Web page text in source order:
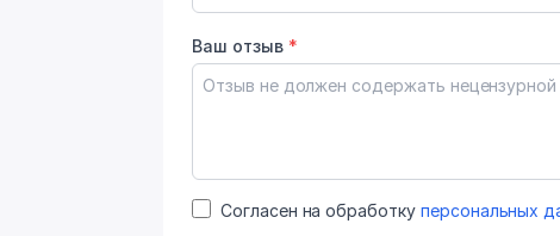
Ваш отзыв *
Согласен на обработку персональных